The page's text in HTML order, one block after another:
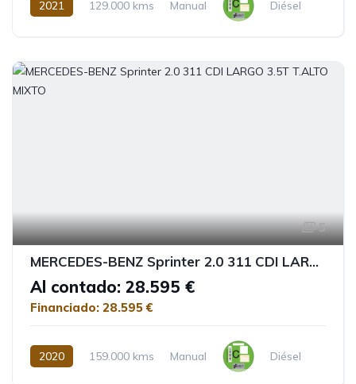
2021 129.000 kms Manual Diésel
5
MERCEDES-BENZ Sprinter 2.0 311 CDI LARGO 3.5T T.ALTO MIXTO
Al contado: 28.595 €
Financiado: 28.595 €
2020 159.000 kms Manual Diésel